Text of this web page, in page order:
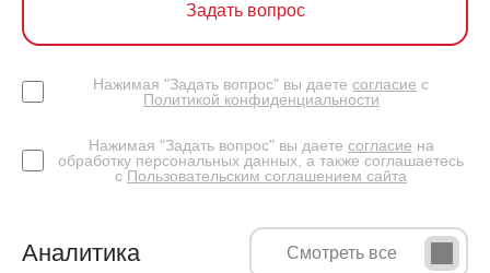
Задать вопрос
Нажимая "Задать вопрос" вы даетесогласие с
Политикой конфиденциальности
Нажимая "Задать вопрос" вы даете согласие на
обработку персональных данных, а также соглашаетесь
с Пользовательским соглашением сайта
Аналитика Смотреть все